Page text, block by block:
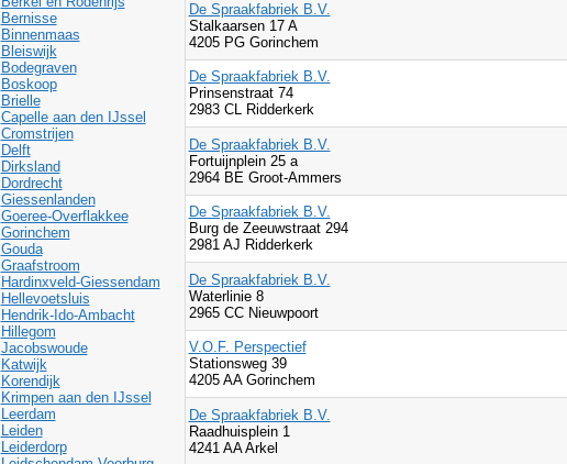
Bernisse
Binnenmaas
Bleiswijk
Bodegraven
Boskoop
Brielle
Capelle aan den IJssel
Cromstrijen
Delft
Dirksland
Dordrecht
Giessenlanden
Goeree-Overflakkee
Gorinchem
Gouda
Graafstroom
Hardinxveld-Giessendam
Hellevoetsluis
Hendrik-Ido-Ambacht
Hillegom
Jacobswoude
Katwijk
Korendijk
Krimpen aan den IJssel
Leerdam
Leiden
Leiderdorp
De Spraakfabriek B.V.
Stalkaarsen 17 A
4205 PG Gorinchem
De Spraakfabriek B.V.
Prinsenstraat 74
2983 CL Ridderkerk
De Spraakfabriek B.V.
Fortuijnplein 25 a
2964 BE Groot-Ammers
De Spraakfabriek B.V.
Burg de Zeeuwstraat 294
2981 AJ Ridderkerk
De Spraakfabriek B.V.
Waterlinie 8
2965 CC Nieuwpoort
V.O.F. Perspectief
Stationsweg 39
4205 AA Gorinchem
De Spraakfabriek B.V.
Raadhuisplein 1
4241 AA Arkel